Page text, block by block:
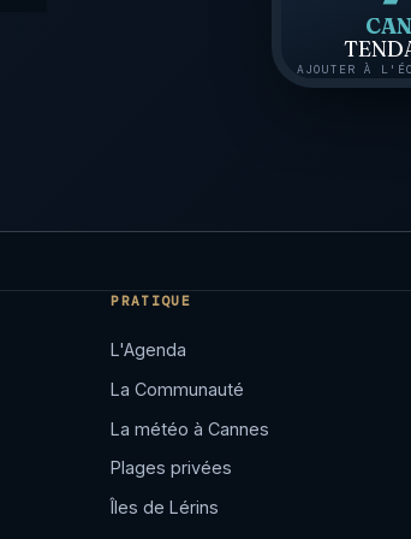
AJOUTER À
PRATIQUE
L'Agenda
La Communauté
La météo à Cannes
Plages privées
Îles de Lérins